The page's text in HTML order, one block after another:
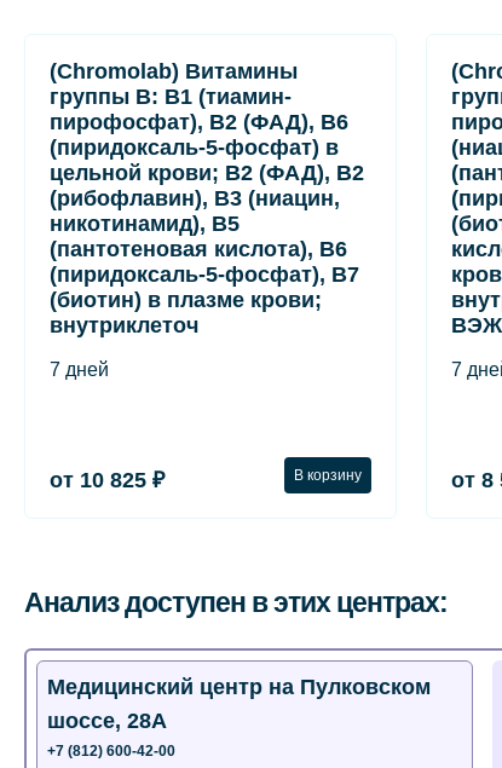
(Chromolab) Витамины
группы B: B1 (тиамин-
пирофосфат), B2 (ФАД), B6
(пиридоксаль-5-фосфат) в
цельной крови; B2 (ФАД), B2
(рибофлавин), B3 (ниацин,
никотинамид), B5
(пантотеновая кислота), B6
(пиридоксаль-5-фосфат), B7
(биотин) в плазме крови;
внутриклеточ
7 дней
от 10 825 ₽ В корзину
7
от 8
Анализ доступен в этих центрах:
Медицинский центр на Пулковском
шоссе, 28А
+7 (812) 600-42-00